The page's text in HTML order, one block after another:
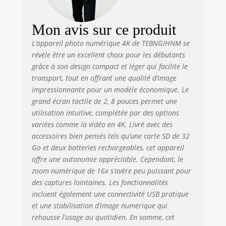
paysages lointains.
📸[DOUBLE
APPAREIL PHOTO
AVEC AUTOFOCUS]
Conception
innovante à double
appareil photo !
Passez à la caméra
frontale en un seul
clic pour prendre
facilement des
selfies et utilisez la
caméra arrière
pour réaliser des
vidéos créatives
afin de débloquer
facilement
différentes
capacités de prise
Mon avis sur ce produit
L’appareil photo numérique 4K de TEBNGIHNM se
révèle être un excellent choix pour les débutants
grâce à son design compact et léger qui facilite le
transport, tout en offrant une qualité d’image
impressionnante pour un modèle économique. Le
grand écran tactile de 2, 8 pouces permet une
utilisation intuitive, complétée par des options
variées comme la vidéo en 4K. Livré avec des
accessoires bien pensés tels qu’une carte SD de 32
Go et deux batteries rechargeables, cet appareil
offre une autonomie appréciable. Cependant, le
zoom numérique de 16x s’avère peu puissant pour
des captures lointaines. Les fonctionnalités
incluent également une connectivité USB pratique
et une stabilisation d’image numérique qui
rehausse l’usage au quotidien. En somme, cet